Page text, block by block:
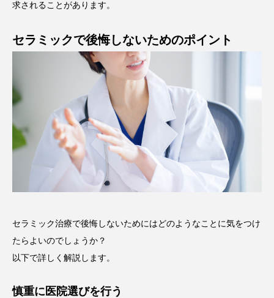
求されることがあります。
セラミックで後悔しないためのポイント
セラミック治療で後悔しないためにはどのようなことに気をつけ
たらよいのでしょうか？
以下で詳しく解説します。
慎重に医院選びを行う